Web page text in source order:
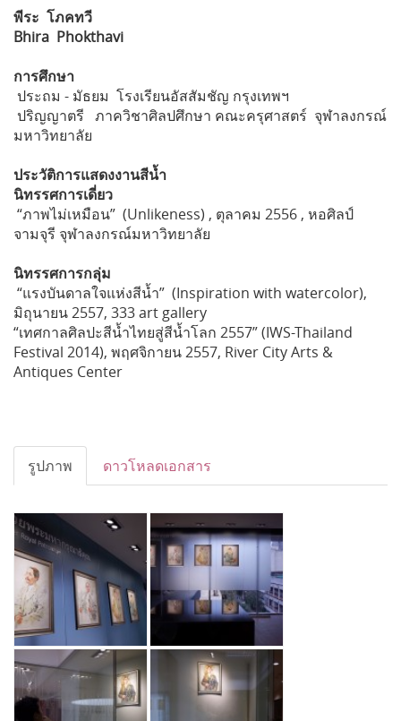
พีระ โภคทวี
Bhira Phokthavi
การศึกษา
ประถม - มัธยม โรงเรียนอัสสัมชัญ กรุงเทพฯ
ปริญญาตรี ภาควิชาศิลปศึกษา คณะครุศาสตร์ จุฬาลงกรณ์
มหาวิทยาลัย
ประวัติการแสดงงานสีน้ำ
นิทรรศการเดี่ยว
“ภาพไม่เหมือน” (Unlikeness) , ตุลาคม 2556 , หอศิลป์
จามจุรี จุฬาลงกรณ์มหาวิทยาลัย
นิทรรศการกลุ่ม
“แรงบันดาลใจแห่งสีน้ำ” (Inspiration with watercolor),
มิถุนายน 2557, 333 art gallery
“เทศกาลศิลปะสีน้ำไทยสู่สีน้ำโลก 2557” (IWS-Thailand
Festival 2014), พฤศจิกายน 2557, River City Arts &
Antiques Center
รูปภาพ ดาวโหลดเอกสาร